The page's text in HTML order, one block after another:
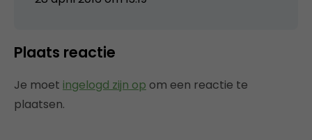
Plaats reactie
Je moet ingelogd zijn op om een reactie te
plaatsen.